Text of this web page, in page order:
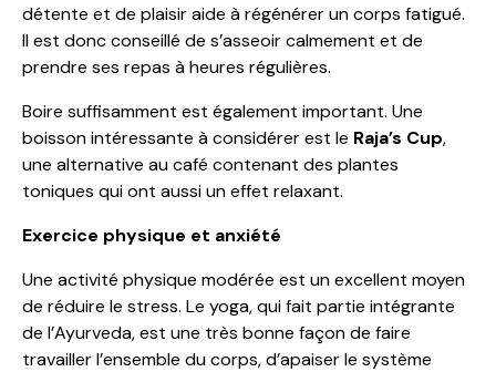
détente et de plaisir aide à régénérer un corps fatigué.
Il est donc conseillé de s’asseoir calmement et de
prendre ses repas à heures régulières.
Boire suffisamment est également important. Une
boisson intéressante à considérer est le Raja’s Cup,
une alternative au café contenant des plantes
toniques qui ont aussi un effet relaxant.
Exercice physique et anxiété
Une activité physique modérée est un excellent moyen
de réduire le stress. Le yoga, qui fait partie intégrante
de l’Ayurveda, est une très bonne façon de faire
travailler l’ensemble du corps, d’apaiser le système